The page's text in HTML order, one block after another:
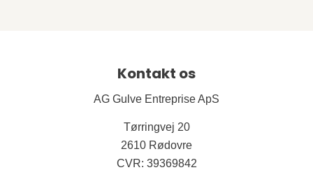
Kontakt os
AG Gulve Entreprise ApS
Tørringvej 20
2610 Rødovre
CVR: 39369842